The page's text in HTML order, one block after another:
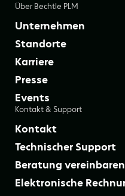
Über Bechtle PLM
Unternehmen
Standorte
Karriere
Presse
Events
Kontakt & Support
Kontakt
Technischer Support
Beratung vereinbaren
Elektronische